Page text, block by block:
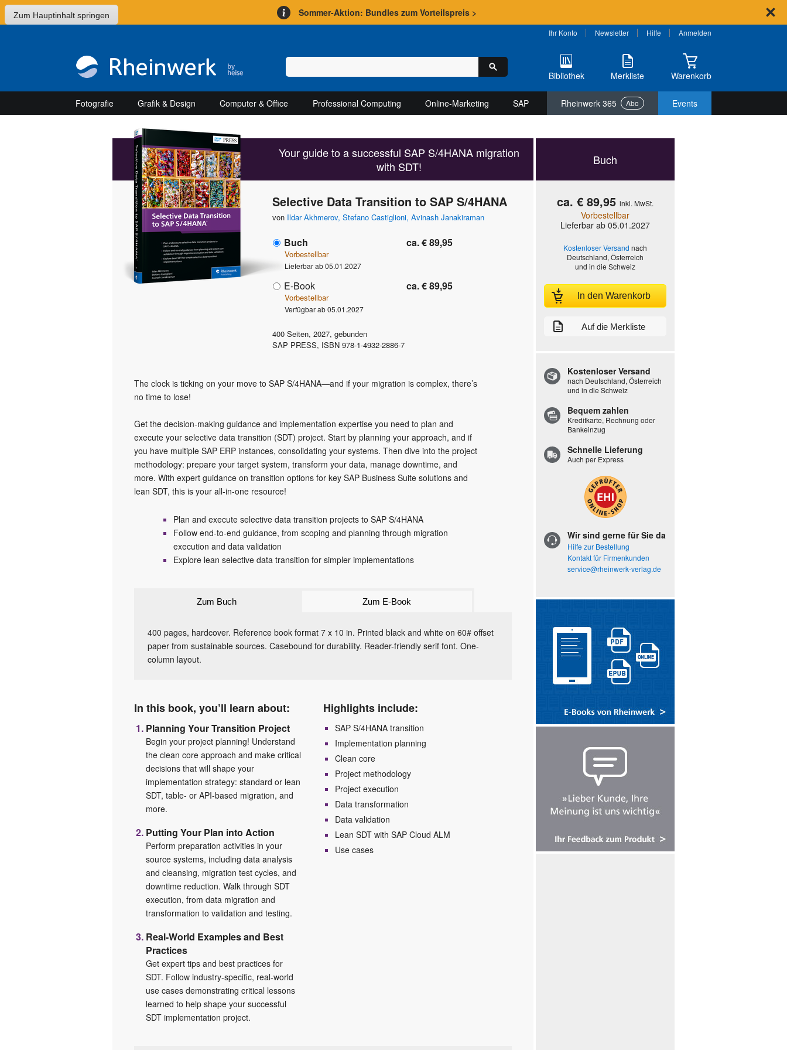
Zum Hauptinhalt springen Sommer-Aktion: Bundles zum Vorteilspreis >
Ihr Konto Newsletter Hilfe Anmelden
Bibliothek Merkliste Warenkorb
Fotografie Grafik & Design Computer & Office Professional Computing Online-Marketing SAP Rheinwerk 365 Abo Events
Your guide to a successful SAP S/4HANA migration
with SDT!
Selective Data Transition to SAP S/4HANA
von Ildar Akhmerov, Stefano Castiglioni, Avinash Janakiraman
Buch ca. € 89,95
Vorbestellbar
Lieferbar ab 05.01.2027
E-Book ca. € 89,95
Vorbestellbar
Verfügbar ab 05.01.2027
400 Seiten, 2027, gebunden
SAP PRESS, ISBN 978-1-4932-2886-7
The clock is ticking on your move to SAP S/4HANA—and if your migration is complex, there’s
no time to lose!
Get the decision-making guidance and implementation expertise you need to plan and
execute your selective data transition (SDT) project. Start by planning your approach, and if
you have multiple SAP ERP instances, consolidating your systems. Then dive into the project
methodology: prepare your target system, transform your data, manage downtime, and
more. With expert guidance on transition options for key SAP Business Suite solutions and
lean SDT, this is your all-in-one resource!
Plan and execute selective data transition projects to SAP S/4HANA
Follow end-to-end guidance, from scoping and planning through migration
execution and data validation
Explore lean selective data transition for simpler implementations
Zum Buch Zum E-Book
400 pages, hardcover. Reference book format 7 x 10 in. Printed black and white on 60# offset
paper from sustainable sources. Casebound for durability. Reader-friendly serif font. One-
column layout.
In this book, you’ll learn about:
Planning Your Transition Project
Begin your project planning! Understand
the clean core approach and make critical
decisions that will shape your
implementation strategy: standard or lean
SDT, table- or API-based migration, and
more.
Putting Your Plan into Action
Perform preparation activities in your
source systems, including data analysis
and cleansing, migration test cycles, and
downtime reduction. Walk through SDT
execution, from data migration and
transformation to validation and testing.
Real-World Examples and Best
Practices
Get expert tips and best practices for
SDT. Follow industry-specific, real-world
use cases demonstrating critical lessons
learned to help shape your successful
SDT implementation project.
Highlights include:
SAP S/4HANA transition
Implementation planning
Clean core
Project methodology
Project execution
Data transformation
Data validation
Lean SDT with SAP Cloud ALM
Use cases
Buch
ca. € 89,95 inkl. MwSt.
Vorbestellbar
Lieferbar ab 05.01.2027
Kostenloser Versand nach
Deutschland, Österreich
und in die Schweiz
In den Warenkorb
Auf die Merkliste
Kostenloser Versand
nach Deutschland, Österreich
und in die Schweiz
Bequem zahlen
Kreditkarte, Rechnung oder
Bankeinzug
Schnelle Lieferung
Auch per Express
Wir sind gerne für Sie da
Hilfe zur Bestellung
Kontakt für Firmenkunden
service@rheinwerk-verlag.de